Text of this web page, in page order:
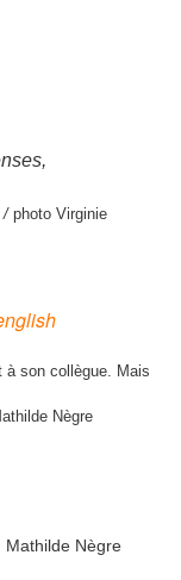
/photo Virginie
à son collègue. Mais
Nègre
Mathilde Nègre